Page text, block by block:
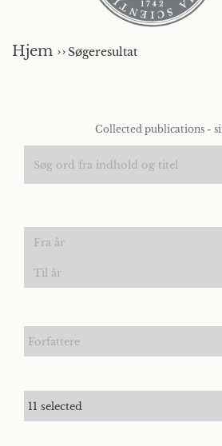
Hjem ››Søgeresultat
Collected publications -
Forfattere
11 selected